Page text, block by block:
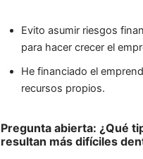
Evito asumir riesgos
para hacer crecer el
He financiado el
recursos propios.
Pregunta abierta: ¿Qué
resultan más difíciles